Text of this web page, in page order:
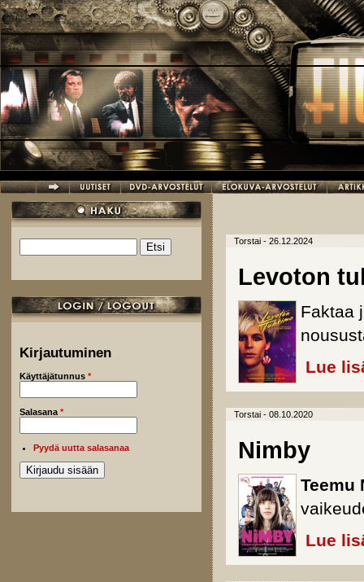
Hyppää pääsisältöön
Hakulomake
Kirjautuminen
Käyttäjätunnus *
Salasana *
Pyydä uutta salasanaa
Torstai - 26.12.2024
Levoton
Faktaa
Lue
Torstai - 08.10.2020
Nimby
Teemu
Lue